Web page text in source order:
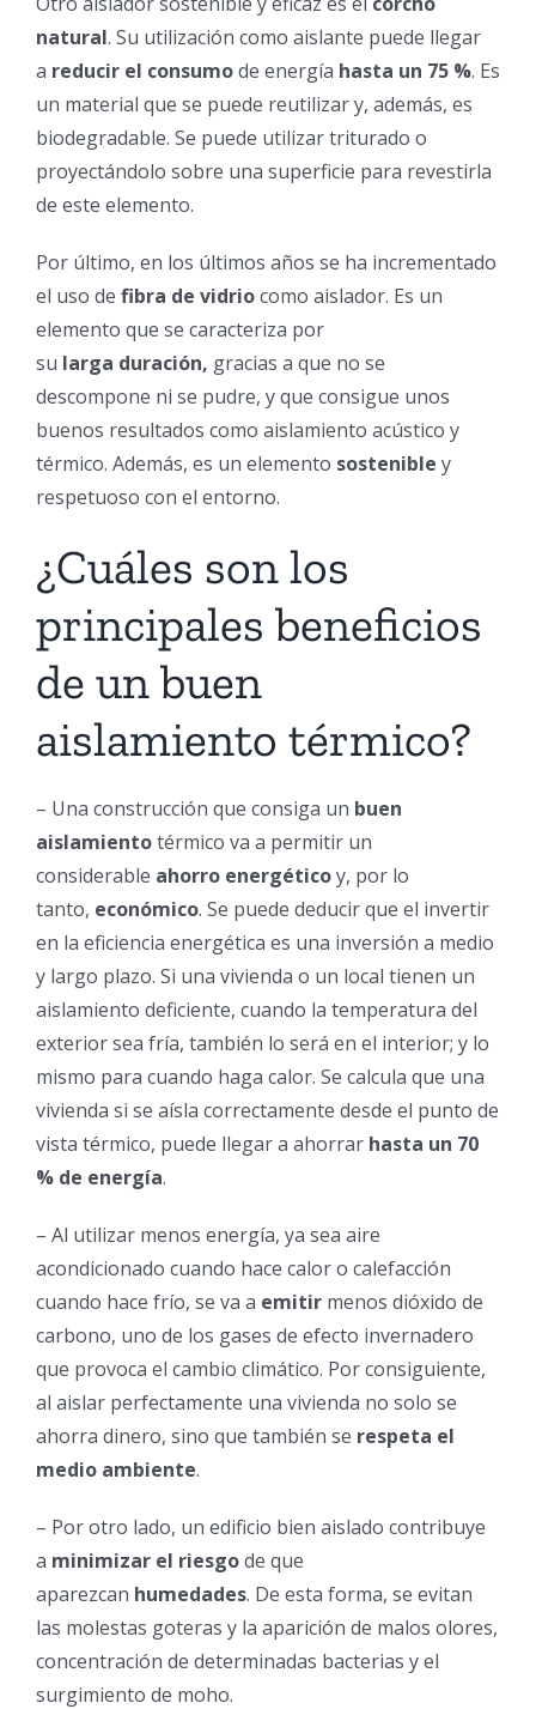
natural. Su utilización como aislante puede llegar
a reducir el consumode energía hasta un 75 %. Es
un material que se puede reutilizar y, además, es
biodegradable. Se puede utilizar triturado o
proyectándolo sobre una superficie para revestirla
de este elemento.
Por último, en los últimos años se ha incrementado
el uso de fibra de vidriocomo aislador. Es un
elemento que se caracteriza por
su larga duración, gracias a que no se
descompone ni se pudre, y que consigue unos
buenos resultados como aislamiento acústico y
térmico. Además, es un elemento sostenible y
respetuoso con el entorno.
¿Cuáles son los
principales beneficios
de un buen
aislamiento térmico?
– Una construcción que consiga un buen
aislamientotérmico va a permitir un
considerable ahorro energéticoy, por lo
tanto, económico. Se puede deducir que el invertir
en la eficiencia energética es una inversión a medio
y largo plazo. Si una vivienda o un local tienen un
aislamiento deficiente, cuando la temperatura del
exterior sea fría, también lo será en el interior; y lo
mismo para cuando haga calor. Se calcula que una
vivienda si se aísla correctamente desde el punto de
vista térmico, puede llegar a ahorrar hasta un 70
% de energía.
– Al utilizar menos energía, ya sea aire
acondicionado cuando hace calor o calefacción
cuando hace frío, se va a emitir menos dióxido de
carbono, uno de los gases de efecto invernadero
que provoca el cambio climático. Por consiguiente,
al aislar perfectamente una vivienda no solo se
ahorra dinero, sino que también se respeta el
medio ambiente.
– Por otro lado, un edificio bien aislado contribuye
a minimizar el riesgode que
aparezcan humedades. De esta forma, se evitan
las molestas goteras y la aparición de malos olores,
concentración de determinadas bacterias y el
surgimiento de moho.